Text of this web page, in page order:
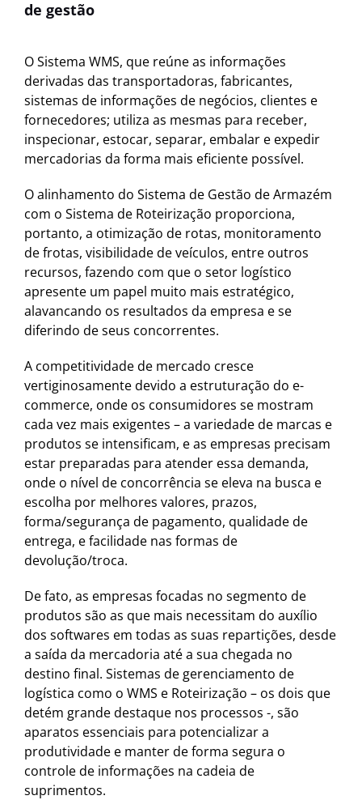
de gestão
O Sistema WMS, que reúne as informações
derivadas das transportadoras, fabricantes,
sistemas de informações de negócios, clientes e
fornecedores; utiliza as mesmas para receber,
inspecionar, estocar, separar, embalar e expedir
mercadorias da forma mais eficiente possível.
O alinhamento do Sistema de Gestão de Armazém
com o Sistema de Roteirização proporciona,
portanto, a otimização de rotas, monitoramento
de frotas, visibilidade de veículos, entre outros
recursos, fazendo com que o setor logístico
apresente um papel muito mais estratégico,
alavancando os resultados da empresa e se
diferindo de seus concorrentes.
A competitividade de mercado cresce
vertiginosamente devido a estruturação do e-
commerce, onde os consumidores se mostram
cada vez mais exigentes – a variedade de marcas e
produtos se intensificam, e as empresas precisam
estar preparadas para atender essa demanda,
onde o nível de concorrência se eleva na busca e
escolha por melhores valores, prazos,
forma/segurança de pagamento, qualidade de
entrega, e facilidade nas formas de
devolução/troca.
De fato, as empresas focadas no segmento de
produtos são as que mais necessitam do auxílio
dos softwares em todas as suas repartições, desde
a saída da mercadoria até a sua chegada no
destino final. Sistemas de gerenciamento de
logística como o WMS e Roteirização – os dois que
detém grande destaque nos processos -, são
aparatos essenciais para potencializar a
produtividade e manter de forma segura o
controle de informações na cadeia de
suprimentos.